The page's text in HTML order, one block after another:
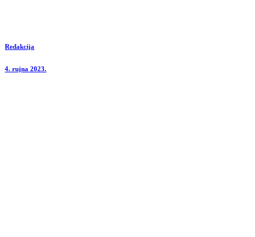
Redakcija
4. rujna 2023.